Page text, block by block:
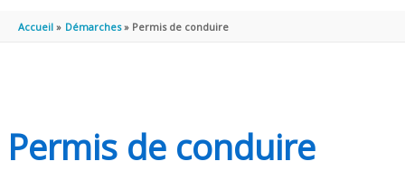
PRINCIPAL
Accueil Démarches Permis de conduire
Permis de conduire